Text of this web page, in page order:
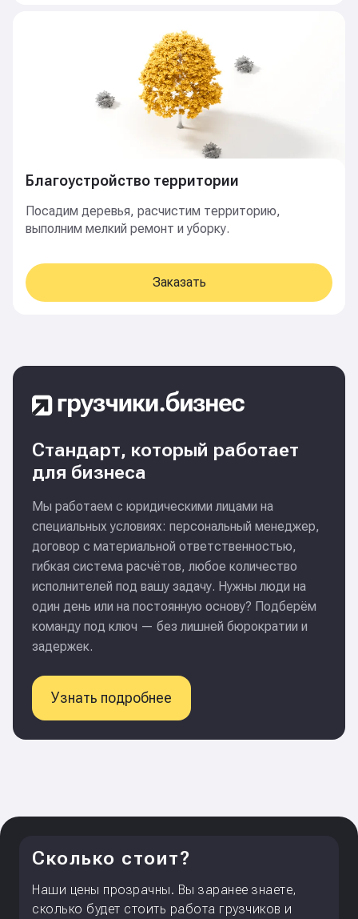
Благоустройство территории
Посадим деревья, расчистим территорию,
выполним мелкий ремонт и уборку.
Заказать
Стандарт, который работает
для бизнеса
Мы работаем с юридическими лицами на
специальных условиях: персональный менеджер,
договор с материальной ответственностью,
гибкая система расчётов, любое количество
исполнителей под вашу задачу. Нужны люди на
один день или на постоянную основу? Подберём
команду под ключ — без лишней бюрократии и
задержек.
Узнать подробнее
Сколько стоит?
Наши цены прозрачны. Вы заранее знаете,
сколько будет стоить работа грузчиков и